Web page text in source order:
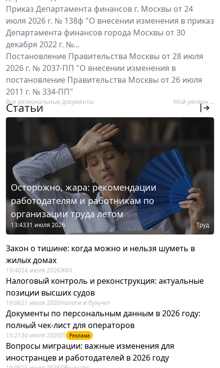
Приказ Департамента финансов г. Москвы от 24
июля 2026 г. № 138ф "О внесении изменения в приказ
Департамента финансов города Москвы от 30
декабря 2022 г. №...
Постановление Правительства Москвы от 28 июля
2026 г. № 2037-ПП "О внесении изменения в
постановление Правительства Москвы от 26 июля
2011 г. № 334-ПП"
Все региональные документы Мой регион ...
Статьи
Осторожно, жара: рекомендации
работодателям и работникам по
организации труда летом
13:4331 июля 2026 Труд
Закон о тишине: когда можно и нельзя шуметь в
жилых домах
19:4024 июля 2026ЖКХ
Налоговый контроль и реконструкция: актуальные
позиции высших судов
19:0621 июля 2026Налоги и бухучет
Документы по персональным данным в 2026 году:
полный чек-лист для операторов
15:21 30 июля 2026IT Реклама
Вопросы миграции: важные изменения для
иностранцев и работодателей в 2026 году